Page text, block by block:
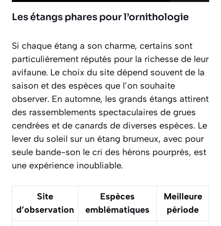
Les étangs phares pour l’ornithologie
Si chaque étang a son charme, certains sont
particulièrement réputés pour la richesse de leur
avifaune. Le choix du site dépend souvent de la
saison et des espèces que l’on souhaite
observer. En automne, les grands étangs attirent
des rassemblements spectaculaires de grues
cendrées et de canards de diverses espèces. Le
lever du soleil sur un étang brumeux, avec pour
seule bande-son le cri des hérons pourprés, est
une expérience inoubliable.
Site
d’observation
Espèces
emblématiques
Meilleure
période